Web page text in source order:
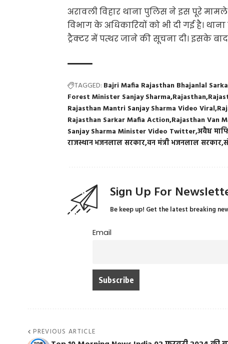
अरावली विहार थाना पुलिस ने इस पूरे
विभाग के अधिकारियों को भी दी गई है।
ट्रैक्टर में पत्थर जाने की सूचना दी। इसके
TAGGED: Bajri Mafia Rajasthan Bhajanlal
Forest Minister Sanjay Sharma Rajasthan
Rajasthan Mantri Sanjay Sharma Video Viral
Rajasthan Sarkar Mafia Action Rajasthan Van
Sanjay Sharma Minister Video Twitterअवैध
राजस्थान भजनलाल सरकारवन मंत्री भजनलाल सरकार
Sign Up For
Be keep up! Get the latest breaking
Email
PREVIOUS ARTICLE